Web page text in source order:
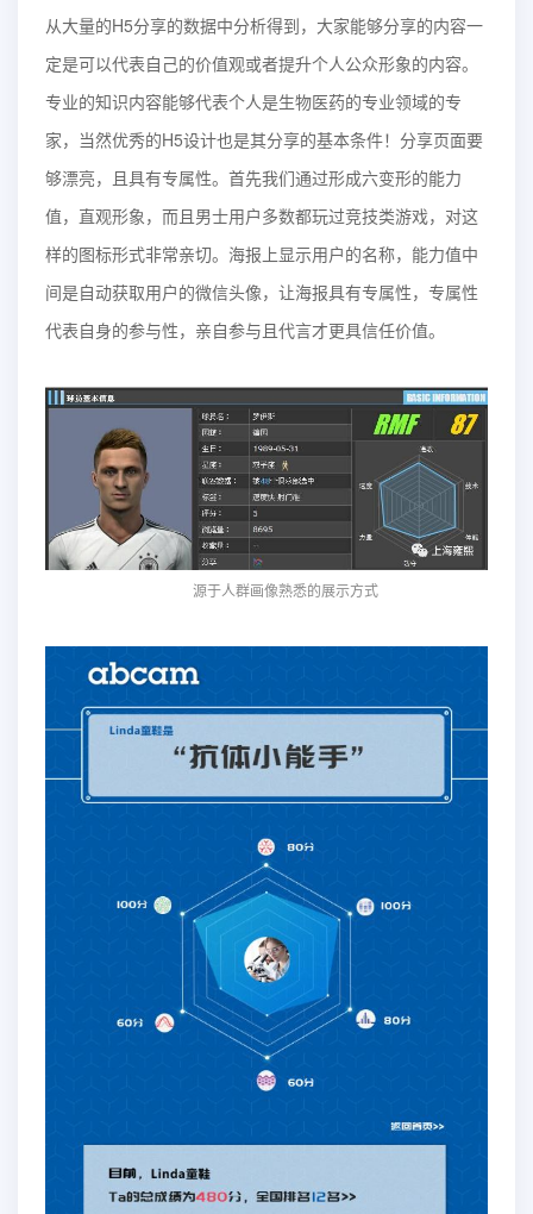
从大量的H5分享的数据中分析得到，大家能够分享的内容一
定是可以代表自己的价值观或者提升个人公众形象的内容。
专业的知识内容能够代表个人是生物医药的专业领域的专
家，当然优秀的H5设计也是其分享的基本条件！分享页面要
够漂亮，且具有专属性。首先我们通过形成六变形的能力
值，直观形象，而且男士用户多数都玩过竞技类游戏，对这
样的图标形式非常亲切。海报上显示用户的名称，能力值中
间是自动获取用户的微信头像，让海报具有专属性，专属性
代表自身的参与性，亲自参与且代言才更具信任价值。
源于人群画像熟悉的展示方式